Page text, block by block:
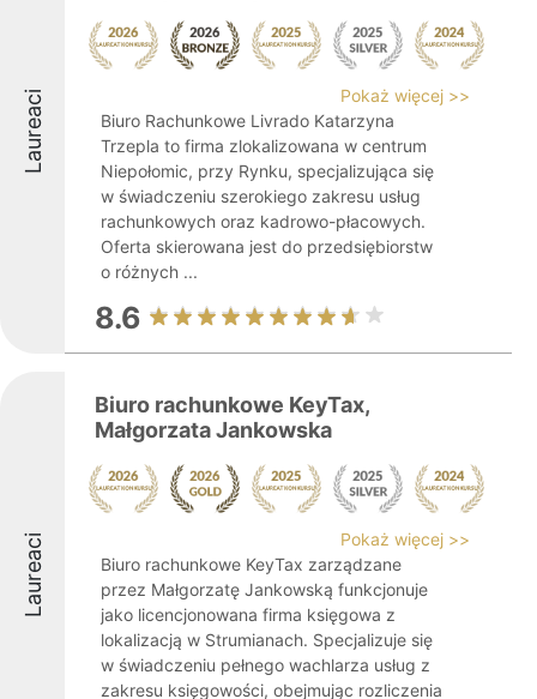
Laureaci
Pokaż więcej >>
Biuro Rachunkowe Livrado Katarzyna
Trzepla to firma zlokalizowana w centrum
Niepołomic, przy Rynku, specjalizująca się
w świadczeniu szerokiego zakresu usług
rachunkowych oraz kadrowo-płacowych.
Oferta skierowana jest do przedsiębiorstw
o różnych ...
8.6
Laureaci
Biuro rachunkowe KeyTax,
Małgorzata Jankowska
Pokaż więcej >>
Biuro rachunkowe KeyTax zarządzane
przez Małgorzatę Jankowską funkcjonuje
jako licencjonowana firma księgowa z
lokalizacją w Strumianach. Specjalizuje się
w świadczeniu pełnego wachlarza usług z
zakresu księgowości, obejmując rozliczenia